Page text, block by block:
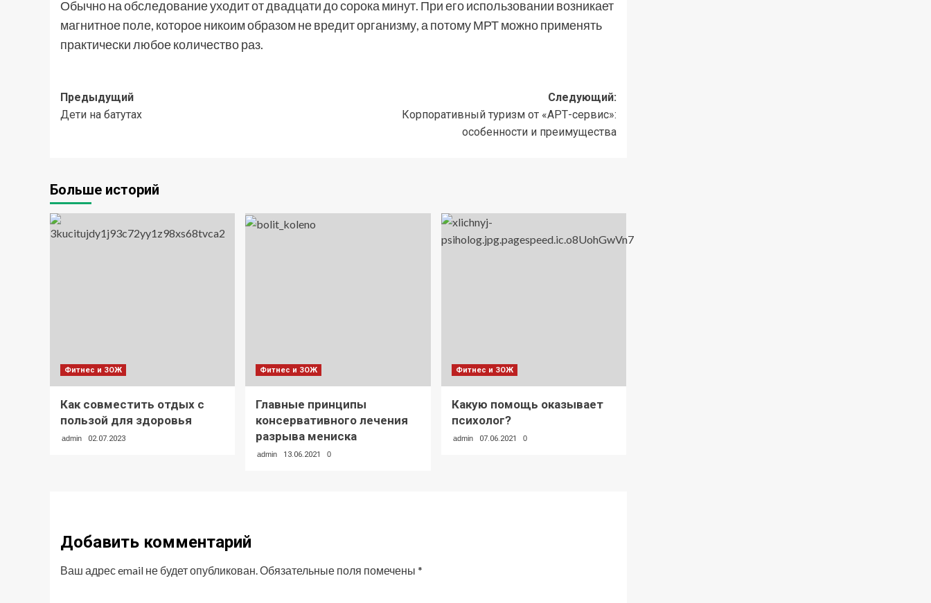
Обычно на обследование уходит от двадцати до сорока минут. При его использовании возникает
магнитное поле, которое никоим образом не вредит организму, а потому МРТ можно применять
практически любое количество раз.
Навигация
записи
Предыдущий
Дети на батутах
Следующий:
Корпоративный туризм от «АРТ-сервис»:
особенности и преимущества
Больше историй
Фитнес и ЗОЖ
Как совместить отдых с
пользой для здоровья
admin 02.07.2023
Фитнес и ЗОЖ
Главные принципы
консервативного лечения
разрыва мениска
admin 13.06.2021 0
Фитнес и ЗОЖ
Какую помощь оказывает
психолог?
admin 07.06.2021 0
Добавить комментарий
Ваш адрес email не будет опубликован.Обязательные поля помечены *